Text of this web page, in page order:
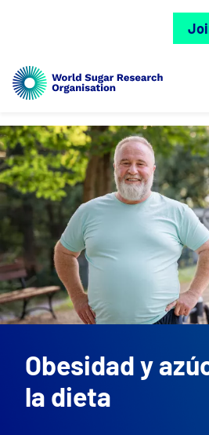
Obesidad y
la dieta